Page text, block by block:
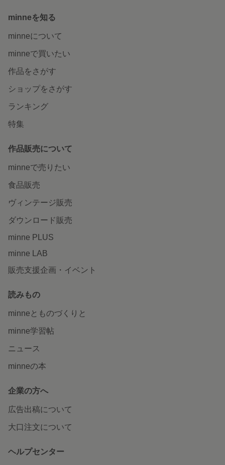
minneを知る
minneについて
minneで買いたい
作品をさがす
ショップをさがす
ランキング
特集
作品販売について
minneで売りたい
食品販売
ヴィンテージ販売
ダウンロード販売
minne PLUS
minne LAB
販売支援企画・イベント
読みもの
minneとものづくりと
minne学習帖
ニュース
minneの本
企業の方へ
広告出稿について
大口注文について
ヘルプセンター